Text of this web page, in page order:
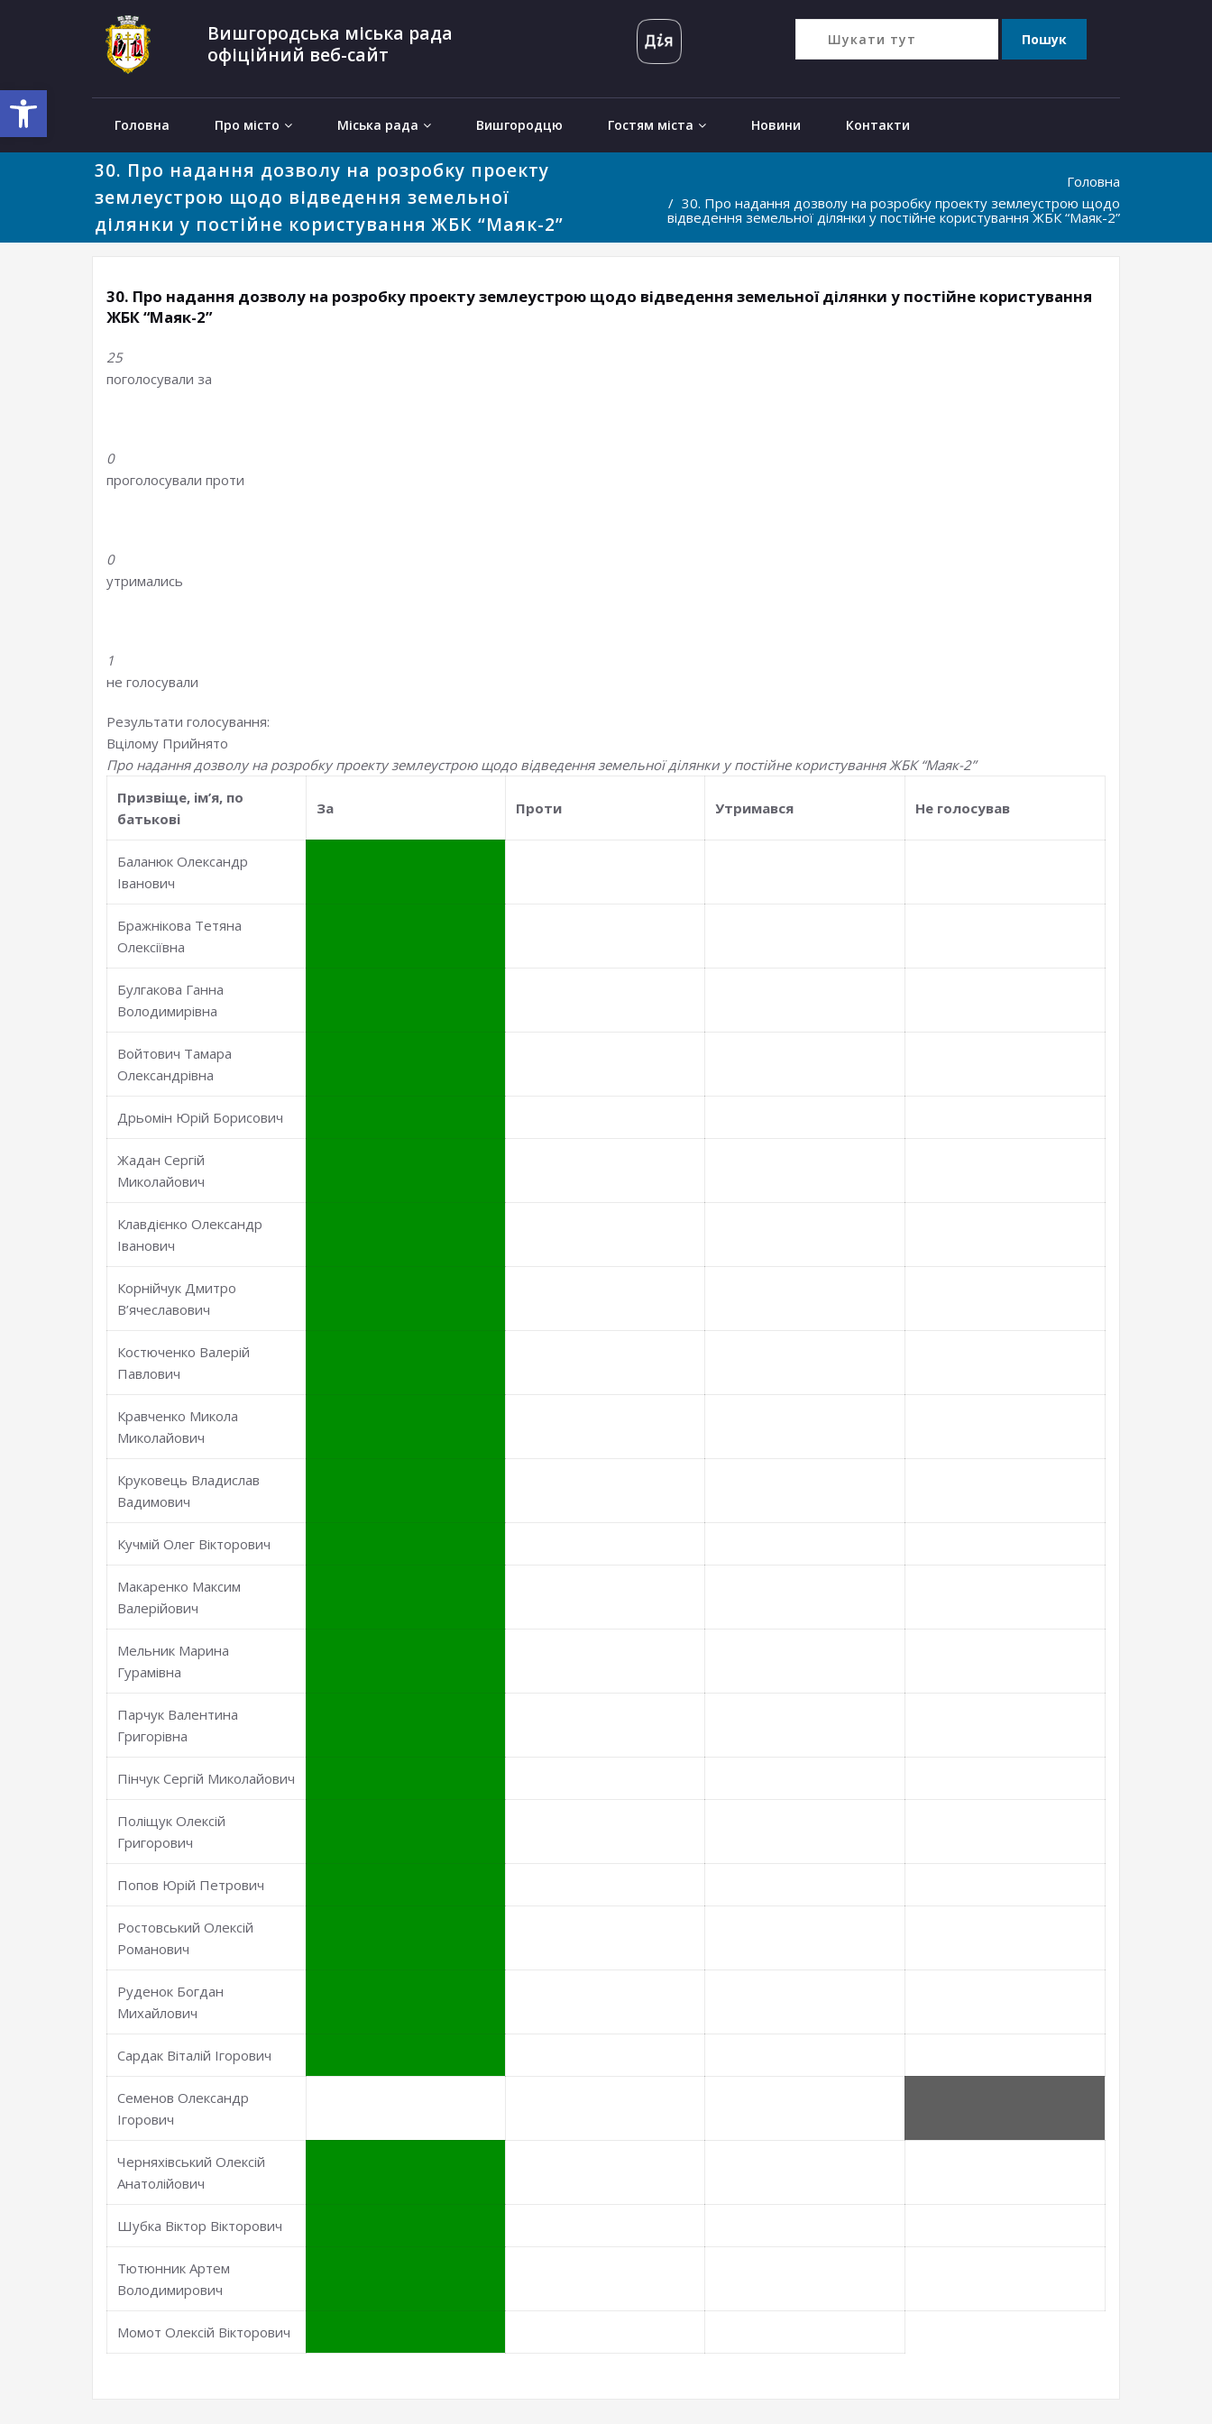
Відкрити Панель інструментів
Вишгородська міська рада
офіційний веб-сайт
Головна Про місто Міська рада Вишгородцю Гостям міста Новини Контакти
30. Про надання дозволу на розробку проекту
землеустрою щодо відведення земельної
ділянки у постійне користування ЖБК “Маяк-2”
Головна
30. Про надання дозволу на розробку проекту землеустрою щодо
відведення земельної ділянки у постійне користування ЖБК “Маяк-2”
30. Про надання дозволу на розробку проекту землеустрою щодо відведення земельної ділянки у постійне користування
ЖБК “Маяк-2”
25
поголосували за
0
проголосували проти
0
утримались
1
не голосували
Результати голосування:
Вцілому Прийнято
Про надання дозволу на розробку проекту землеустрою щодо відведення земельної ділянки у постійне користування ЖБК “Маяк-2”
Призвiще, iм’я, по
батьковi
За Проти Утримався Не голосував
Баланюк Олександр
Іванович
Бражнікова Тетяна
Олексіївна
Булгакова Ганна
Володимирівна
Войтович Тамара
Олександрівна
Дрьомін Юрій Борисович
Жадан Сергій
Миколайович
Клавдієнко Олександр
Іванович
Корнійчук Дмитро
В’ячеславович
Костюченко Валерій
Павлович
Кравченко Микола
Миколайович
Круковець Владислав
Вадимович
Кучмій Олег Вікторович
Макаренко Максим
Валерійович
Мельник Марина
Гурамівна
Парчук Валентина
Григорівна
Пінчук Сергій Миколайович
Поліщук Олексій
Григорович
Попов Юрій Петрович
Ростовський Олексій
Романович
Руденок Богдан
Михайлович
Сардак Віталій Ігорович
Семенов Олександр
Ігорович
Черняхівський Олексій
Анатолійович
Шубка Віктор Вікторович
Тютюнник Артем
Володимирович
Момот Олексій Вікторович